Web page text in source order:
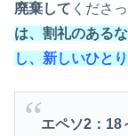
廃棄して くださ
は、割礼のある
し、新しいひと
エペソ2：18